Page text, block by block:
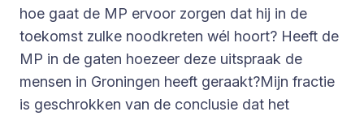
hoe gaat de MP ervoor zorgen dat hij in de
toekomst zulke noodkreten wél hoort? Heeft de
MP in de gaten hoezeer deze uitspraak de
mensen in Groningen heeft geraakt?Mijn fractie
is geschrokken van de conclusie dat het